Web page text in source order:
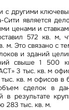
другими
является
ценами и
572 кв. м,
м. Это связано с
и зданий
свыше 1 500
3 тыс. кв. м
кв. м офисов в
сделок в
результате
283 тыс. кв. м.